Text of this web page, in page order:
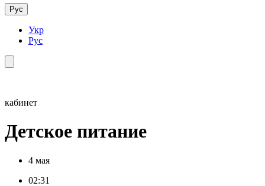
Рус
Укр
Рус
кабинет
Детское питание
4 мая
02:31